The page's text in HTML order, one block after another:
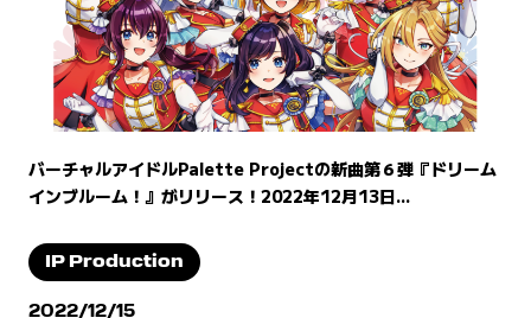
バーチャルアイドルPalette Projectの新曲第６弾『ドリーム
インブルーム！』がリリース！2022年12月13日...
IP Production
2022/12/15